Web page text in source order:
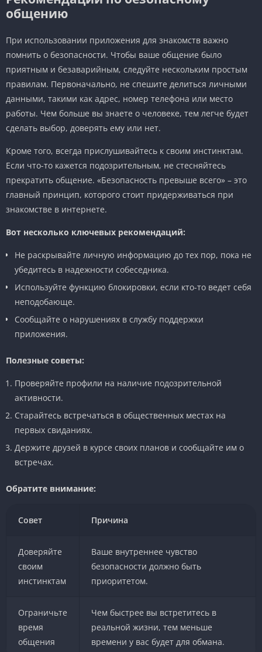
общению
При использовании приложения для знакомств важно
помнить о безопасности. Чтобы ваше общение было
приятным и безаварийным, следуйте нескольким простым
правилам. Первоначально, не спешите делиться личными
данными, такими как адрес, номер телефона или место
работы. Чем больше вы знаете о человеке, тем легче будет
сделать выбор, доверять ему или нет.
Кроме того, всегда прислушивайтесь к своим инстинктам.
Если что-то кажется подозрительным, не стесняйтесь
прекратить общение. «Безопасность превыше всего» – это
главный принцип, которого стоит придерживаться при
знакомстве в интернете.
Вот несколько ключевых рекомендаций:
Не раскрывайте личную информацию до тех пор, пока не
убедитесь в надежности собеседника.
Используйте функцию блокировки, если кто-то ведет себя
неподобающе.
Сообщайте о нарушениях в службу поддержки
приложения.
Полезные советы:
Проверяйте профили на наличие подозрительной
активности.
Старайтесь встречаться в общественных местах на
первых свиданиях.
Держите друзей в курсе своих планов и сообщайте им о
встречах.
Обратите внимание:
Совет Причина
Доверяйте
своим
инстинктам
Ваше внутреннее чувство
безопасности должно быть
приоритетом.
Ограничьте
время
общения
Чем быстрее вы встретитесь в
реальной жизни, тем меньше
времени у вас будет для обмана.